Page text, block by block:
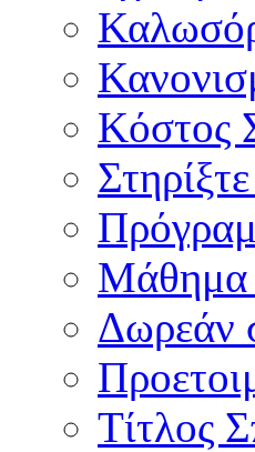
Κόστος
Μάθημα
Δωρεάν
Τίτλος